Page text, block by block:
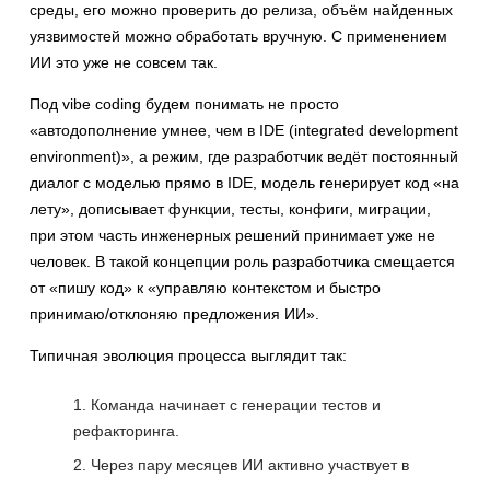
среды, его можно проверить до релиза, объём найденных
уязвимостей можно обработать вручную. С применением
ИИ это уже не совсем так.
Под vibe coding будем понимать не просто
«автодополнение умнее, чем в IDE (integrated development
environment)», а режим, где разработчик ведёт постоянный
диалог с моделью прямо в IDE, модель генерирует код «на
лету», дописывает функции, тесты, конфиги, миграции,
при этом часть инженерных решений принимает уже не
человек. В такой концепции роль разработчика смещается
от «пишу код» к «управляю контекстом и быстро
принимаю/отклоняю предложения ИИ».
Типичная эволюция процесса выглядит так:
Команда начинает с генерации тестов и
рефакторинга.
Через пару месяцев ИИ активно участвует в